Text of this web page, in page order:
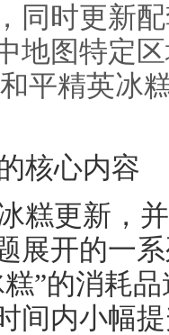
同时更新
地图特定
平精英冰
核心内容
糕更新，
展开的一
”的消耗
间内小幅